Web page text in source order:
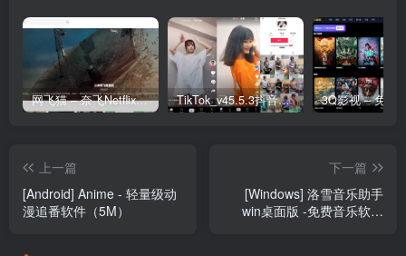
网飞猫 – 奈飞Netflix免费看 TikTok_v45.5.3抖音国际版_免拔卡解锁全球版
上一篇
[Android] Anime - 轻量级动
漫追番软件（5M）
下一篇
[Windows] 洛雪音乐助手
win桌面版 -免费音乐软件